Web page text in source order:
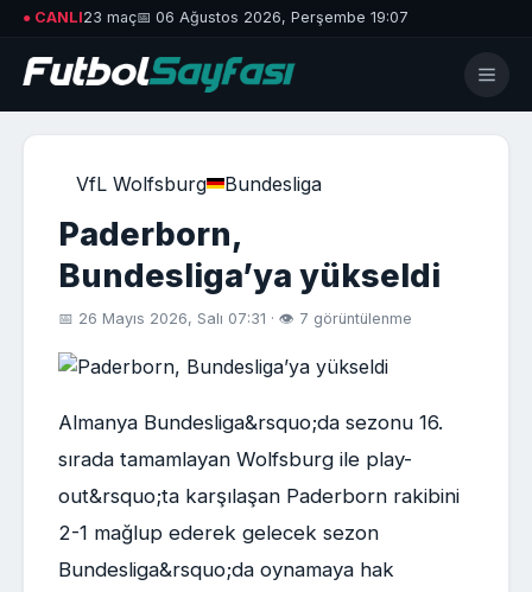
● CANLI23 maç📅 06 Ağustos 2026, Perşembe 19:07
VfL Wolfsburg Bundesliga
Paderborn,
Bundesliga’ya yükseldi
📅 26 Mayıs 2026, Salı 07:31 · 👁 7 görüntülenme
Almanya Bundesliga&rsquo;da sezonu 16.
sırada tamamlayan Wolfsburg ile play-
out&rsquo;ta karşılaşan Paderborn rakibini
2-1 mağlup ederek gelecek sezon
Bundesliga&rsquo;da oynamaya hak